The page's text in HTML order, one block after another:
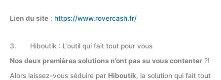
Lien du site : https://www.rovercash.fr/
3. Hiboutik : L’outil qui fait tout pour vous
Nos deux premières solutions n’ont pas su vous contenter ?!
Alors laissez-vous séduire par Hiboutik, la solution qui fait tout